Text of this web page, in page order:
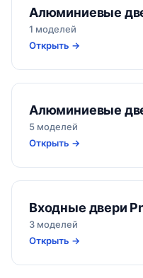
Алюминиевые
1 моделей
Открыть →
Алюминиевые
5 моделей
Открыть →
Входные двери
3 моделей
Открыть →